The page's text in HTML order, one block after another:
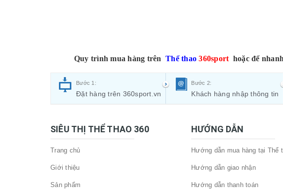
Quy trình mua hàng trên Thể thao 360sport hoặc để
Bước 1:
Đặt hàng trên 360sport.vn
Bước 2:
Khách hàng nhập thông tin
SIÊU THỊ THỂ THAO 360
Trang chủ
Giới thiệu
Sản phẩm
HƯỚNG DẪN
Hướng dẫn mua hàng tại Thể
Hướng dẫn giao nhận
Hướng dẫn thanh toán